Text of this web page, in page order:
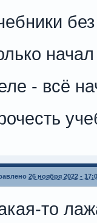
- всё
26 ноября 2022 -
то